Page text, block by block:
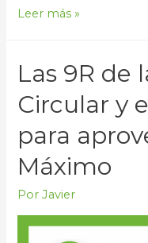
Reduce
Recicla:
Cómo
cuidar
el
medio
ambiente
de
forma
efectiva
Leer más »
Las 9R de
Circular y
para
Máximo
PorJavier